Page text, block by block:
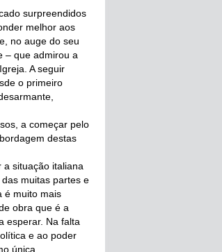
surpreendidos
melhor aos
no auge do seu
– que admirou a
A seguir
o primeiro
a começar pelo
destas
a situação italiana
muitas partes e
é muito mais
obra que é a
esperar. Na falta
e ao poder
única